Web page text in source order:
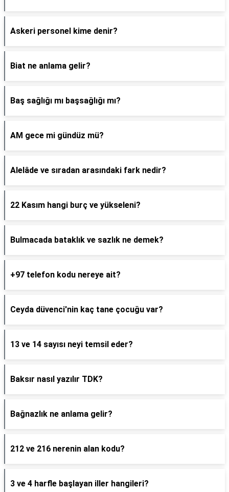
Askeri personel kime denir?
Biat ne anlama gelir?
Baş sağlığı mı başsağlığı mı?
AM gece mi gündüz mü?
Alelâde ve sıradan arasındaki fark nedir?
22 Kasım hangi burç ve yükseleni?
Bulmacada bataklık ve sazlık ne demek?
+97 telefon kodu nereye ait?
Ceyda düvenci'nin kaç tane çocuğu var?
13 ve 14 sayısı neyi temsil eder?
Baksır nasıl yazılır TDK?
Bağnazlık ne anlama gelir?
212 ve 216 nerenin alan kodu?
3 ve 4 harfle başlayan iller hangileri?